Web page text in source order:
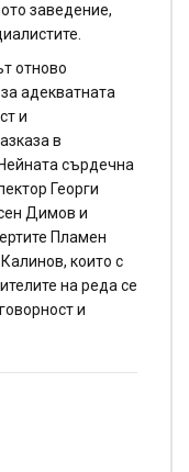
заведение,
отново
адекватната
и
в
сърдечна
Георги
Димов и
Пламен
които с
на реда се
и